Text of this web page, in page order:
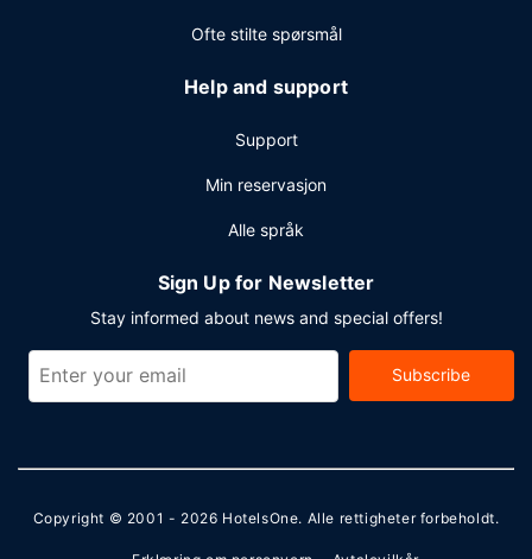
Ofte stilte spørsmål
Help and support
Support
Min reservasjon
Alle språk
Sign Up for Newsletter
Stay informed about news and special offers!
Subscribe
Copyright © 2001 - 2026 HotelsOne. Alle rettigheter forbeholdt.